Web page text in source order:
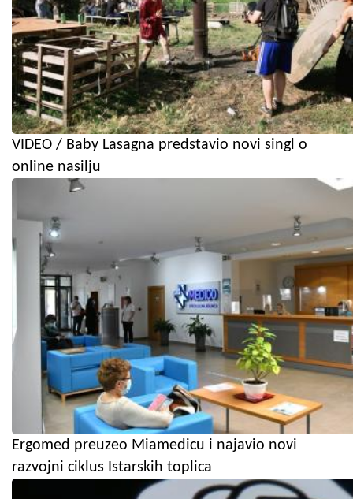
VIDEO / Baby Lasagna predstavio novi singl o
online nasilju
Ergomed preuzeo Miamedicu i najavio novi
razvojni ciklus Istarskih toplica